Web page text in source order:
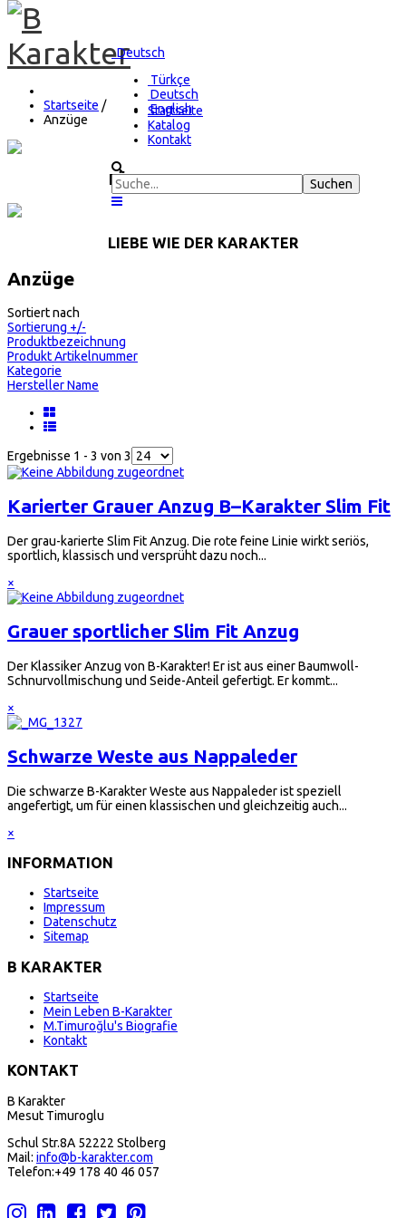
Deutsch
Türkçe
Deutsch
English
Startseite
Katalog
Kontakt
Startseite /
Anzüge
FÜHLE DIESEN KARAKTER
LIEBE WIE DER KARAKTER
Anzüge
Sortiert nach
Sortierung +/-
Produktbezeichnung
Produkt Artikelnummer
Kategorie
Hersteller Name
Ergebnisse 1 - 3 von 3
Karierter Grauer Anzug B–Karakter Slim Fit
Der grau-karierte Slim Fit Anzug. Die rote feine Linie wirkt seriös,
sportlich, klassisch und versprüht dazu noch...
×
Grauer sportlicher Slim Fit Anzug
Der Klassiker Anzug von B-Karakter! Er ist aus einer Baumwoll-
Schnurvollmischung und Seide-Anteil gefertigt. Er kommt...
×
Schwarze Weste aus Nappaleder
Die schwarze B-Karakter Weste aus Nappaleder ist speziell
angefertigt, um für einen klassischen und gleichzeitig auch...
×
INFORMATION
Startseite
Impressum
Datenschutz
Sitemap
B KARAKTER
Startseite
Mein Leben B-Karakter
M.Timuroğlu's Biografie
Kontakt
KONTAKT
B Karakter
Mesut Timuroglu
Schul Str.8A 52222 Stolberg
Mail: info@b-karakter.com
Telefon:+49 178 40 46 057